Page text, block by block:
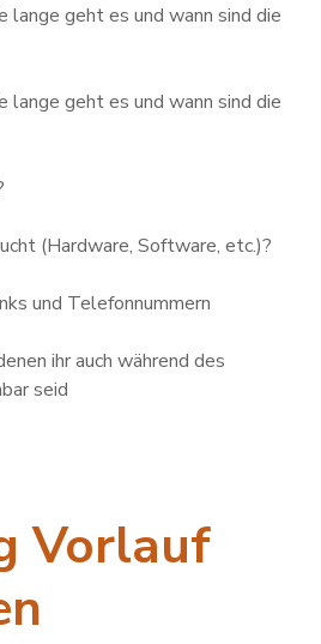
lange geht es und wann sind die
lange geht es und wann sind die
(Hardware, Software, etc.)?
und Telefonnummern
ihr auch während des
seid
Vorlauf